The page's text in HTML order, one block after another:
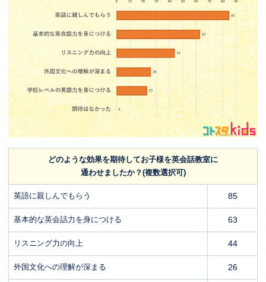
どのような効果を期待してお子様を英会話教室に
通わせましたか？(複数選択可)
英語に親しんでもらう 85
基本的な英会話力を身につける 63
リスニング力の向上 44
外国文化への理解が深まる 26